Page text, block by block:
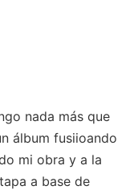
nada más que
álbum fusiioando
mi obra y a la
a base de